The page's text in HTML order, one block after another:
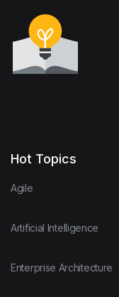
Hot Topics
Agile
Artificial Intelligence
Enterprise Architecture